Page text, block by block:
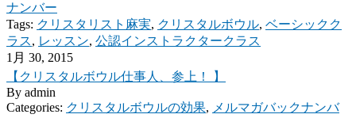
ナンバー
Tags: クリスタリスト麻実, クリスタルボウル, ベーシックク
ラス, レッスン, 公認インストラクタークラス
1月 30, 2015
【クリスタルボウル仕事人、参上！ 】
By admin
Categories: クリスタルボウルの効果, メルマガバックナンバ